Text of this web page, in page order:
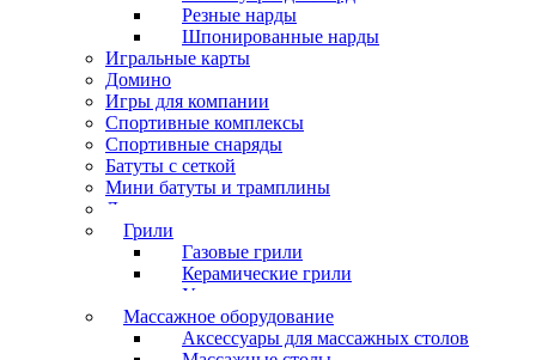
Резные нарды
Шпонированные нарды
Игральные карты
Домино
Игры для компании
Спортивные комплексы
Спортивные снаряды
Батуты с сеткой
Мини батуты и трамплины
Дартс
Грили
Газовые грили
Керамические грили
Угольные грили
Массажное оборудование
Аксессуары для массажных столов